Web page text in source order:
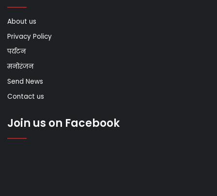
About us
Privacy Policy
पर्यटन
मनोरंजन
Send News
Contact us
Join us on Facebook